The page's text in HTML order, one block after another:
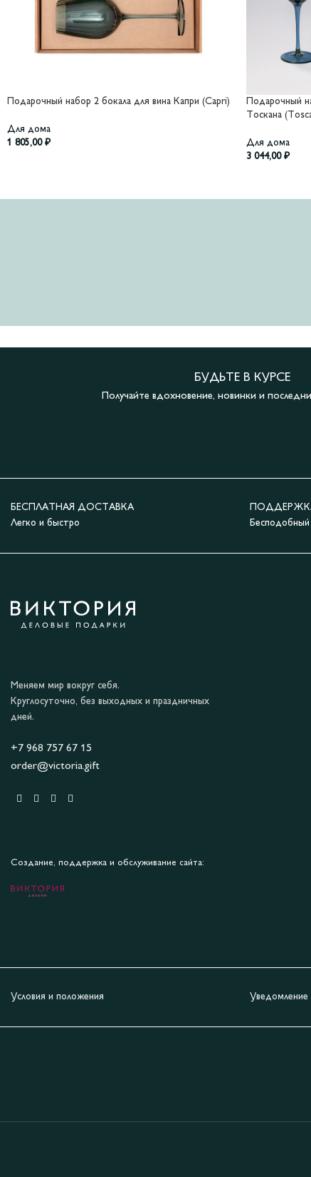
Подарочный набор 2 бокала для вина Капри (Capri)
Для дома
1 805,00 ₽
Подарочный
Тоскана
Для дома
3 044,00 ₽
БУДЬТЕ В КУРСЕ
Получайте вдохновение, новинки и
БЕСПЛАТНАЯ ДОСТАВКА
Легко и быстро
Бесподобный
Меняем мир вокруг себя.
Круглосуточно, без выходных и праздничных
дней.
+7 968 757 67 15
order@victoria.gift
Создание, поддержка и обслуживание сайта:
Условия и положения Уведомление